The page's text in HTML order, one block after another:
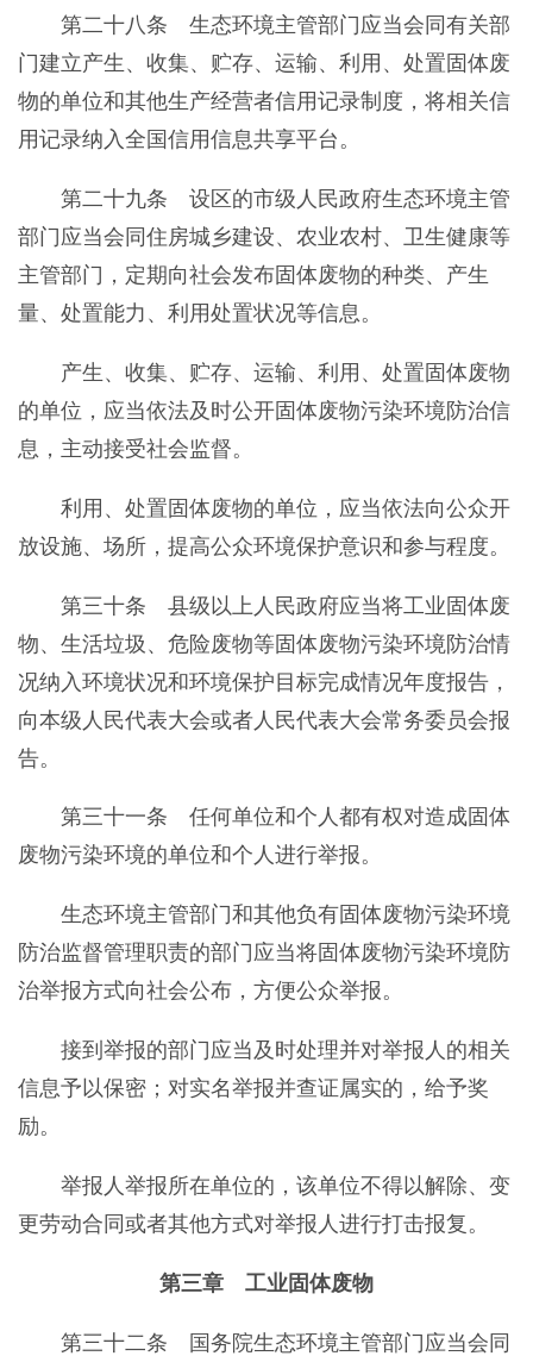
第二十八条 生态环境主管部门应当会同有关部
门建立产生、收集、贮存、运输、利用、处置固体废
物的单位和其他生产经营者信用记录制度，将相关信
用记录纳入全国信用信息共享平台。
第二十九条 设区的市级人民政府生态环境主管
部门应当会同住房城乡建设、农业农村、卫生健康等
主管部门，定期向社会发布固体废物的种类、产生
量、处置能力、利用处置状况等信息。
产生、收集、贮存、运输、利用、处置固体废物
的单位，应当依法及时公开固体废物污染环境防治信
息，主动接受社会监督。
利用、处置固体废物的单位，应当依法向公众开
放设施、场所，提高公众环境保护意识和参与程度。
第三十条 县级以上人民政府应当将工业固体废
物、生活垃圾、危险废物等固体废物污染环境防治情
况纳入环境状况和环境保护目标完成情况年度报告，
向本级人民代表大会或者人民代表大会常务委员会报
告。
第三十一条 任何单位和个人都有权对造成固体
废物污染环境的单位和个人进行举报。
生态环境主管部门和其他负有固体废物污染环境
防治监督管理职责的部门应当将固体废物污染环境防
治举报方式向社会公布，方便公众举报。
接到举报的部门应当及时处理并对举报人的相关
信息予以保密；对实名举报并查证属实的，给予奖
励。
举报人举报所在单位的，该单位不得以解除、变
更劳动合同或者其他方式对举报人进行打击报复。
第三章 工业固体废物
第三十二条 国务院生态环境主管部门应当会同